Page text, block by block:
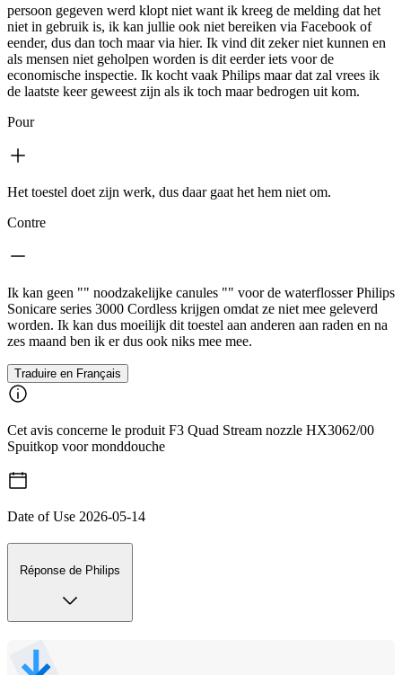
persoon gegeven werd klopt niet want ik kreeg de melding dat het
niet in gebruik is, ik kan jullie ook niet bereiken via Facebook of
eender, dus dan toch maar via hier. Ik vind dit zeker niet kunnen en
als mensen niet geholpen worden is dit eerder iets voor de
economische inspectie. Ik kocht vaak Philips maar dat zal vrees ik
de laatste keer geweest zijn als ik toch maar bedrogen uit kom.
Pour
Het toestel doet zijn werk, dus daar gaat het hem niet om.
Contre
Ik kan geen "" noodzakelijke canules "" voor de waterflosser Philips
Sonicare series 3000 Cordless krijgen omdat ze niet mee geleverd
worden. Ik kan dus moeilijk dit toestel aan anderen aan raden en na
zes maand ben ik er dus ook niks mee mee.
Traduire en Français
Cet avis concerne le produit F3 Quad Stream nozzle HX3062/00
Spuitkop voor monddouche
Date of Use 2026-05-14
Réponse de Philips